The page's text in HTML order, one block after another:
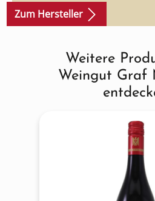
Zum Hersteller
Produktgalerie
Weitere
Weingut Graf